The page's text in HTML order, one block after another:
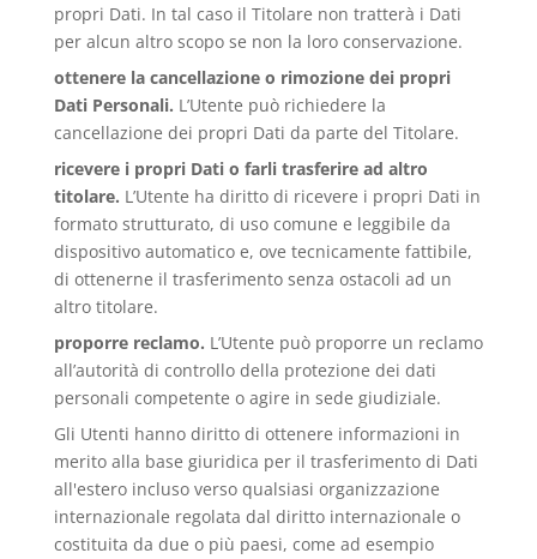
propri Dati. In tal caso il Titolare non tratterà i Dati
per alcun altro scopo se non la loro conservazione.
ottenere la cancellazione o rimozione dei propri
Dati Personali. L’Utente può richiedere la
cancellazione dei propri Dati da parte del Titolare.
ricevere i propri Dati o farli trasferire ad altro
titolare. L’Utente ha diritto di ricevere i propri Dati in
formato strutturato, di uso comune e leggibile da
dispositivo automatico e, ove tecnicamente fattibile,
di ottenerne il trasferimento senza ostacoli ad un
altro titolare.
proporre reclamo. L’Utente può proporre un reclamo
all’autorità di controllo della protezione dei dati
personali competente o agire in sede giudiziale.
Gli Utenti hanno diritto di ottenere informazioni in
merito alla base giuridica per il trasferimento di Dati
all'estero incluso verso qualsiasi organizzazione
internazionale regolata dal diritto internazionale o
costituita da due o più paesi, come ad esempio